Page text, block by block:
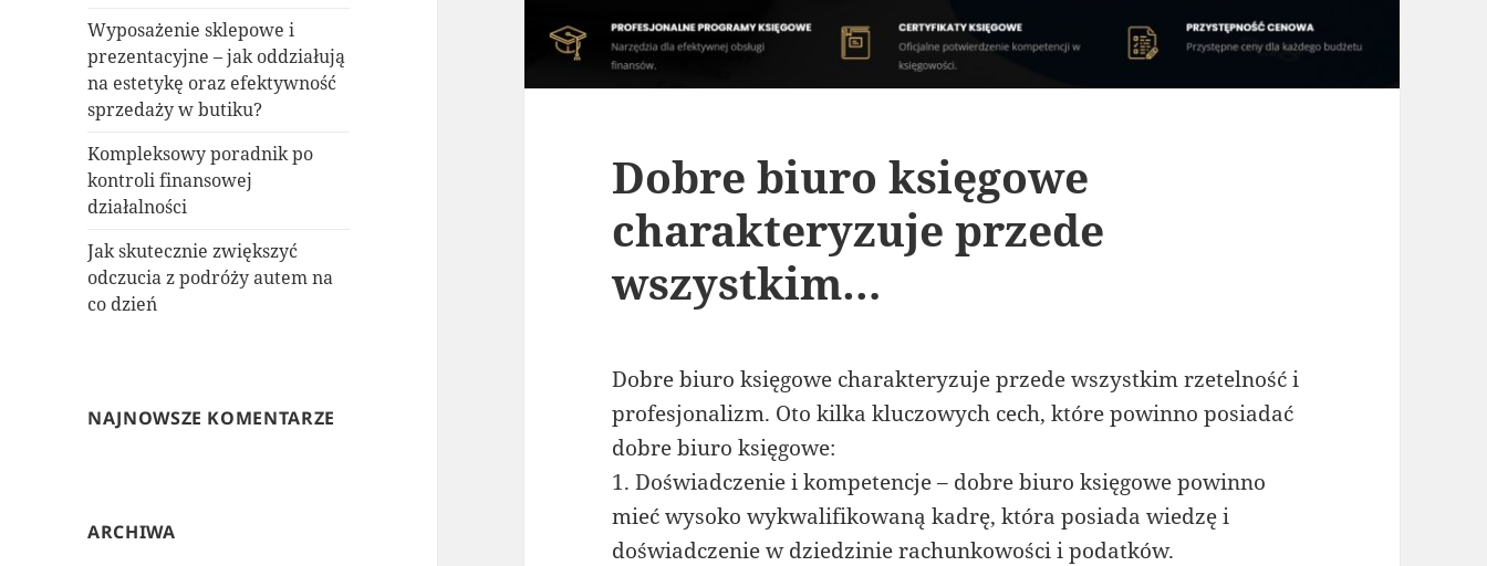
Wyposażenie sklepowe i
prezentacyjne – jak oddziałują
na estetykę oraz efektywność
sprzedaży w butiku?
Kompleksowy poradnik po
kontroli finansowej
działalności
Jak skutecznie zwiększyć
odczucia z podróży autem na
co dzień
NAJNOWSZE KOMENTARZE
ARCHIWA
Dobre biuro księgowe
charakteryzuje przede
wszystkim…
Dobre biuro księgowe charakteryzuje przede wszystkim rzetelność i
profesjonalizm. Oto kilka kluczowych cech, które powinno posiadać
dobre biuro księgowe:
1. Doświadczenie i kompetencje – dobre biuro księgowe powinno
mieć wysoko wykwalifikowaną kadrę, która posiada wiedzę i
doświadczenie w dziedzinie rachunkowości i podatków.